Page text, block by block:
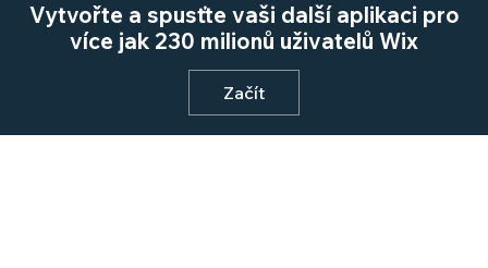
Vytvořte a spusťte vaši další aplikaci pro
více jak 230 milionů uživatelů Wix
Začít